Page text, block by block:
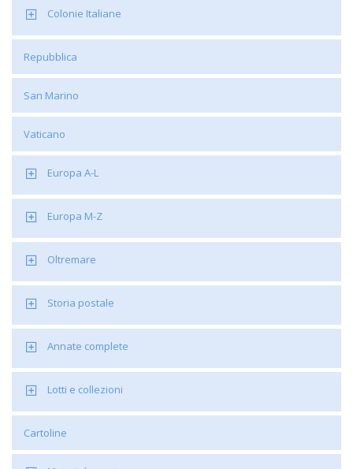
Colonie Italiane
Repubblica
San Marino
Vaticano
Europa A-L
Europa M-Z
Oltremare
Storia postale
Annate complete
Lotti e collezioni
Cartoline